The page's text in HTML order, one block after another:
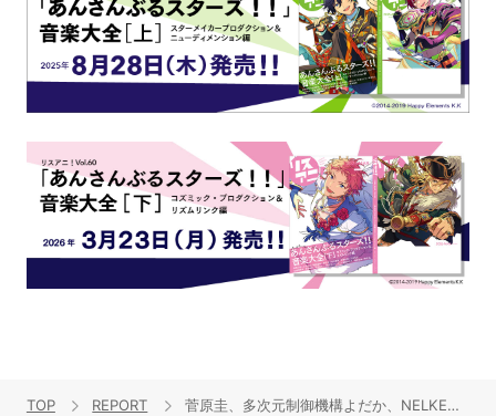
TOP REPORT 菅原圭、多次元制御機構よだか、NELKE、NOMELON NOLEMON、BLUE ENCOUNTの5組が競演！ライブイベント“リスパレ！LIVE vol.4”DAY1最速レポート